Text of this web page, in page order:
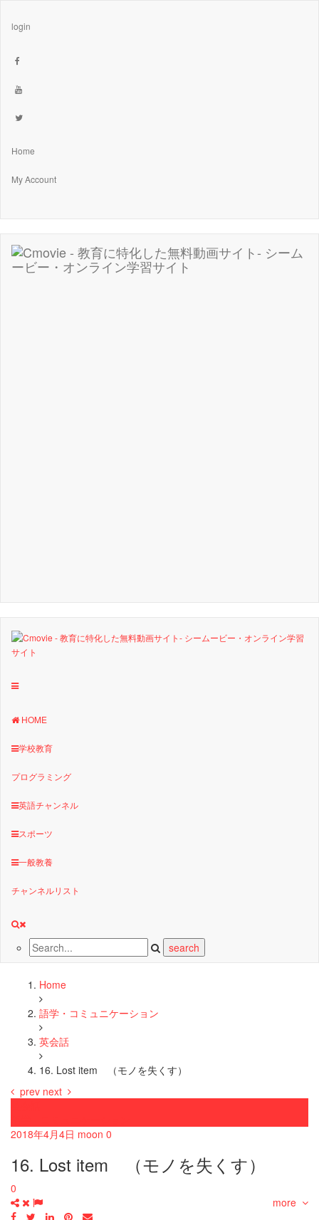
login
Home
My Account
HOME
学校教育
プログラミング
英語チャンネル
スポーツ
一般教養
チャンネルリスト
Home
語学・コミュニケーション
英会話
16. Lost item （モノを失くす）
prev next
2018年4月4日 moon 0
16. Lost item （モノを失くす）
0
more